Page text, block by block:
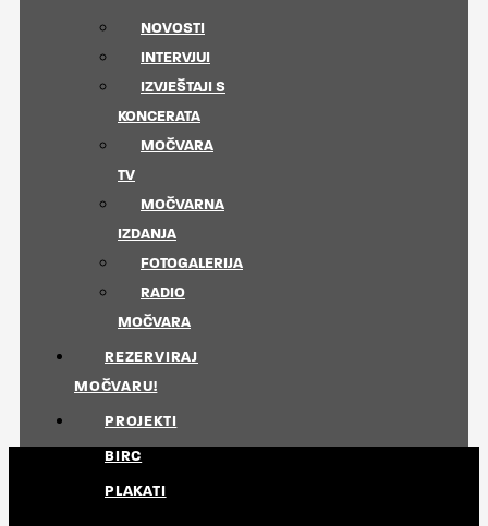
NOVOSTI
INTERVJUI
IZVJEŠTAJI S
KONCERATA
MOČVARA
TV
MOČVARNA
IZDANJA
FOTOGALERIJA
RADIO
MOČVARA
REZERVIRAJ
MOČVARU!
PROJEKTI
BIRC
PLAKATI